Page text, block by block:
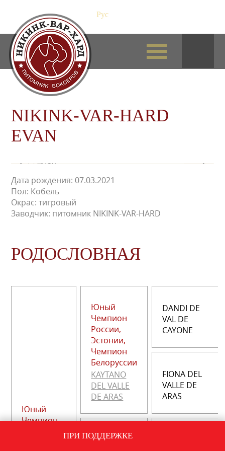
Рус
NIKINK-VAR-HARD
EVAN
14 дней
Дата рождения: 07.03.2021
Пол: Кобель
Окрас: тигровый
Заводчик: питомник NIKINK-VAR-HARD
РОДОСЛОВНАЯ
Юный
Чемпион
Юный
Чемпион
России,
Эстонии,
Чемпион
Белоруссии
KAYTANO
DEL VALLE
DE ARAS
DANDI DE
VAL DE
CAYONE
FIONA DEL
VALLE DE
ARAS
ПРИ ПОДДЕРЖКЕ